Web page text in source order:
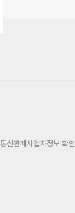
통신판매사업자정보 확인